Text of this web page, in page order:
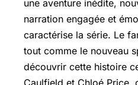
une aventure inédite,
narration engagée et
caractérise la série. Le
tout comme le nouveau
découvrir cette histoire
Caulfield et Chloé Price,